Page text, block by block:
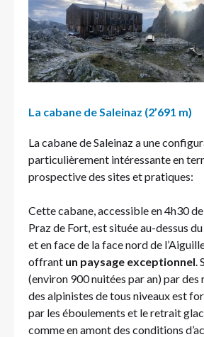
La cabane de Saleinaz (2’691 m)
La cabane de Saleinaz a une
particulièrement intéressante en
prospective des sites et pratiques:
Cette cabane, accessible en 4h30
Praz de Fort, est située au-dessus
et en face de la face nord de
offrant un paysage exceptionnel
(environ 900 nuitées par an) par des
des alpinistes de tous niveaux est
par les éboulements et le retrait
comme en amont des conditions